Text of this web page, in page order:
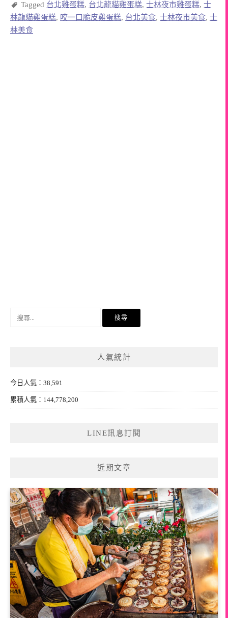
Tagged 台北雞蛋糕, 台北龍貓雞蛋糕, 士林夜市雞蛋糕, 士
林龍貓雞蛋糕, 咬一口脆皮雞蛋糕, 台北美食, 士林夜市美食, 士
林美食
人氣統計
今日人氣：38,591
累積人氣：144,778,200
LINE訊息訂閱
近期文章